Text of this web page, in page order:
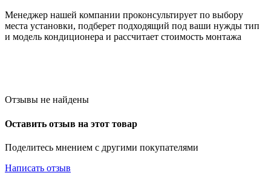
Менеджер нашей компании проконсультирует по выбору
места установки, подберет подходящий под ваши нужды тип
и модель кондиционера и рассчитает стоимость монтажа
Отзывы не найдены
Оставить отзыв на этот товар
Поделитесь мнением с другими покупателями
Написать отзыв